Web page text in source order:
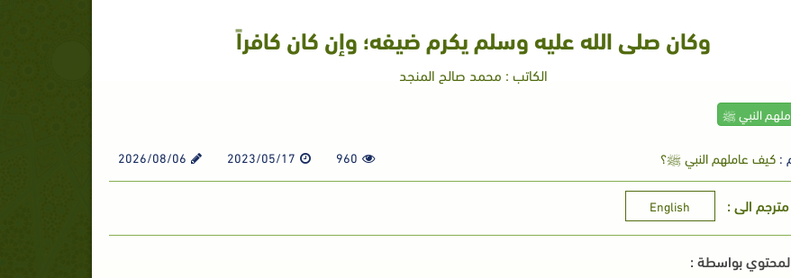
وكان صلى الله عليه وسلم يكرم ضيفه؛ وإن كان كافراً
الكاتب : محمد صالح المنجد
النبي ﷺ
:كيف عاملهم النبي ﷺ؟ 960
2023/05/17
2026/08/06
الى : English
بواسطة :